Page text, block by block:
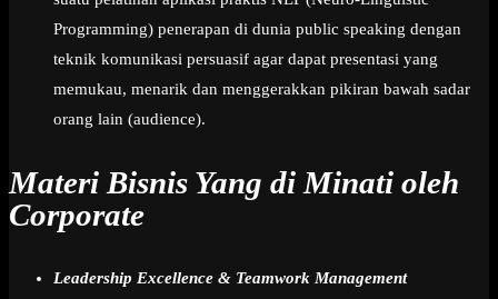
Programming) penerapan di dunia public speaking dengan
teknik komunikasi persuasif agar dapat presentasi yang
memukau, menarik dan menggerakkan pikiran bawah sadar
orang lain (audience).
Materi Bisnis Yang di Minati oleh
Corporate
Leadership Excellence & Teamwork Management